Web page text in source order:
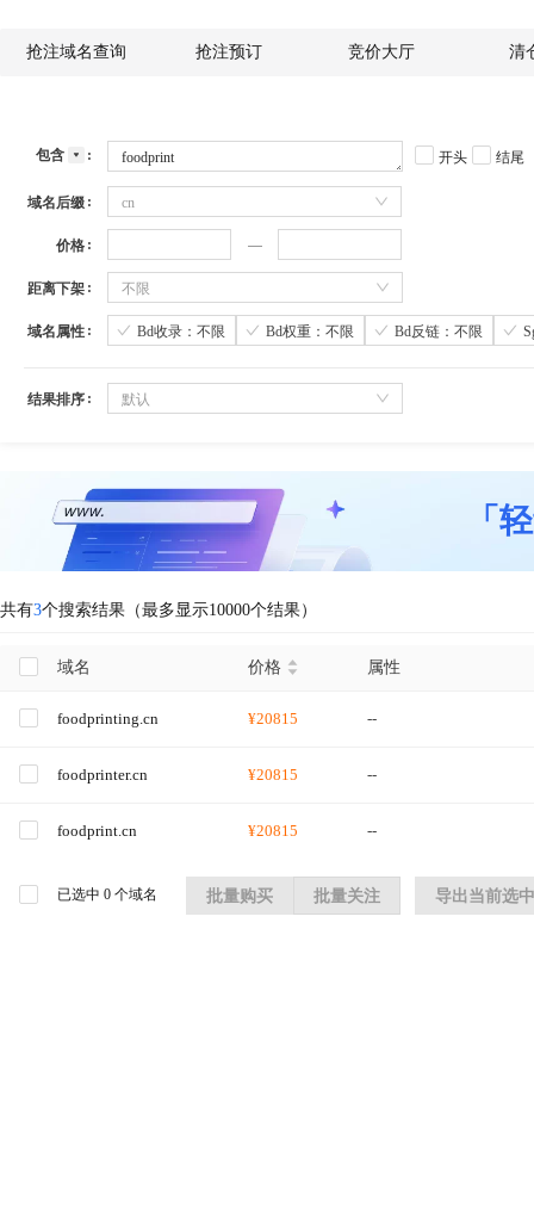
抢注域名查询 抢注预订 竞价大厅 清
包含 开头 结尾
域名后缀 cn
价格
距离下架 不限
域名属性 Bd收录：不限 Bd权重：不限 Bd反链：不限
结果排序 默认
「
共有3个搜索结果（最多显示10000个结果）
域名 价格 属性
foodprinting.cn ¥20815 --
foodprinter.cn ¥20815 --
foodprint.cn ¥20815 --
已选中 0 个域名 批量购买 批量关注 导出当前选中